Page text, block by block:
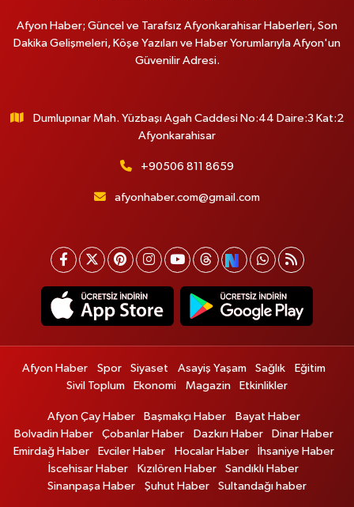
Afyon Haber; Güncel ve Tarafsız Afyonkarahisar Haberleri, Son
Dakika Gelişmeleri, Köşe Yazıları ve Haber Yorumlarıyla Afyon'un
Güvenilir Adresi.
Dumlupınar Mah. Yüzbaşı Agah Caddesi No:44 Daire:3 Kat:2
Afyonkarahisar
+90506 811 8659
afyonhaber.com@gmail.com
Afyon Haber Spor Siyaset Asayiş Yaşam Sağlık
Eğitim
Sivil Toplum
Ekonomi Magazin Etkinlikler
Afyon Çay Haber Başmakçı Haber
Bayat Haber
Bolvadin Haber
Çobanlar Haber Dazkırı Haber
Dinar Haber
Emirdağ Haber
Evciler Haber Hocalar Haber
İhsaniye Haber
İscehisar Haber
Kızılören Haber
Sandıklı Haber
Sinanpaşa Haber
Şuhut Haber Sultandağı haber